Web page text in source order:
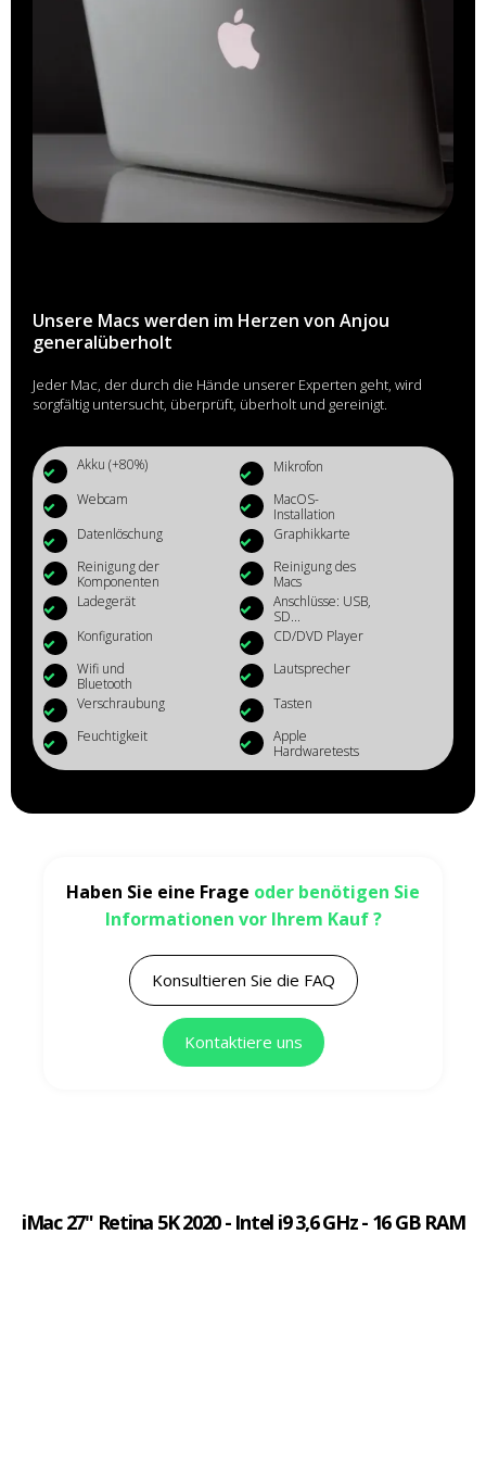
Unsere Macs werden im Herzen von Anjou
generalüberholt
Jeder Mac, der durch die Hände unserer Experten geht, wird
sorgfältig untersucht, überprüft, überholt und gereinigt.
Akku (+80%)
Mikrofon
Webcam
MacOS-
Installation
Datenlöschung
Graphikkarte
Reinigung der
Komponenten
Reinigung des
Macs
Ladegerät
Anschlüsse: USB,
SD...
Konfiguration
CD/DVD Player
Wifi und
Bluetooth
Lautsprecher
Verschraubung
Tasten
Feuchtigkeit
Apple
Hardwaretests
Haben Sie eine Frage oder benötigen Sie
Informationen vor Ihrem Kauf ?
Konsultieren Sie die FAQ
Kontaktiere uns
iMac 27" Retina 5K 2020 - Intel i9 3,6 GHz - 16 GB RAM